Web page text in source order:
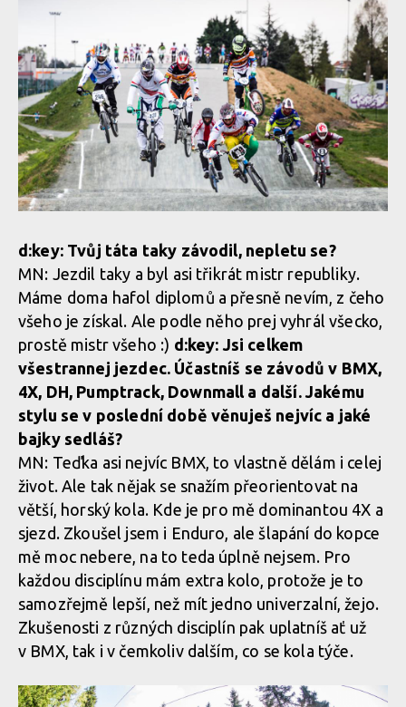
d:key: Tvůj táta taky závodil, nepletu se?
MN: Jezdil taky a byl asi třikrát mistr republiky.
Máme doma hafol diplomů a přesně nevím, z čeho
všeho je získal. Ale podle něho prej vyhrál všecko,
prostě mistr všeho :) d:key: Jsi celkem
všestrannej jezdec. Účastníš se závodů v BMX,
4X, DH, Pumptrack, Downmall a další. Jakému
stylu se v poslední době věnuješ nejvíc a jaké
bajky sedláš?
MN: Teďka asi nejvíc BMX, to vlastně dělám i celej
život. Ale tak nějak se snažím přeorientovat na
větší, horský kola. Kde je pro mě dominantou 4X a
sjezd. Zkoušel jsem i Enduro, ale šlapání do kopce
mě moc nebere, na to teda úplně nejsem. Pro
každou disciplínu mám extra kolo, protože je to
samozřejmě lepší, než mít jedno univerzalní, žejo.
Zkušenosti z různých disciplín pak uplatníš ať už
v BMX, tak i v čemkoliv dalším, co se kola týče.